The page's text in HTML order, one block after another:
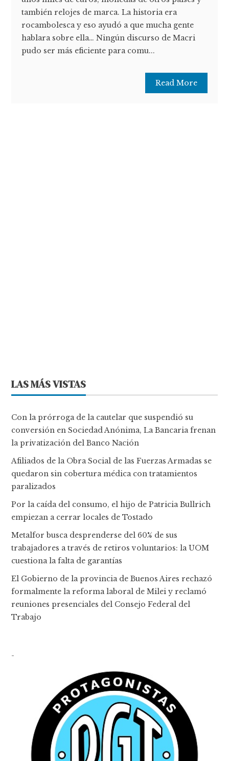
también relojes de marca. La historia era
rocambolesca y eso ayudó a que mucha gente
hablara sobre ella… Ningún discurso de Macri
pudo ser más eficiente para comu...
Read More
LAS MÁS VISTAS
Con la prórroga de la cautelar que suspendió su
conversión en Sociedad Anónima, La Bancaria frenan
la privatización del Banco Nación
Afiliados de la Obra Social de las Fuerzas Armadas se
quedaron sin cobertura médica con tratamientos
paralizados
Por la caída del consumo, el hijo de Patricia Bullrich
empiezan a cerrar locales de Tostado
Metalfor busca desprenderse del 60% de sus
trabajadores a través de retiros voluntarios: la UOM
cuestiona la falta de garantías
El Gobierno de la provincia de Buenos Aires rechazó
formalmente la reforma laboral de Milei y reclamó
reuniones presenciales del Consejo Federal del
Trabajo
-